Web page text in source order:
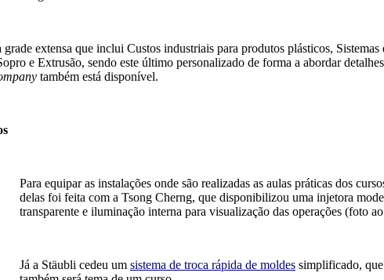
extensa que inclui Custos industriais para produtos plásticos, Sistemas
e Extrusão, sendo este último personalizado de forma a abordar
também está disponível.
Para equipar as instalações onde são realizadas as aulas práticas dos
delas foi feita com a Tsong Cherng, que disponibilizou uma injetora
transparente e iluminação interna para visualização das operações (foto
Já a Stäubli cedeu um sistema de troca rápida de moldes simplificado,